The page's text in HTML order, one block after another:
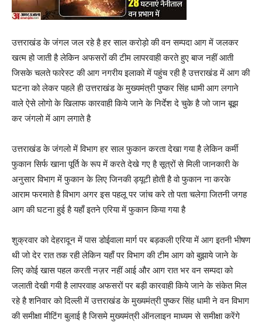
उत्तराखंड के जंगल जल रहे है हर साल करोड़ो की वन सम्पदा आग में जलकर
खत्म हो जाती है लेकिन अफसरों की टीम लापरवाही करते हुए बाज नहीं आती
जिसके चलते फारेस्ट की आग नगरीय इलाको में पहुंच रही है उत्तराखंड में आग की
घटना को लेकर पहले ही उत्तराखंड के मुख्यमंत्री पुष्कर सिंह धामी आग लगाने
वाले ऐसे लोगो के खिलाफ कारवाही किये जाने के निर्देश दे चुके है जो जान बूझ
कर जंगलो में आग लगाते है
उत्तराखंड के जंगलो में विभाग हर साल फुकान करता देखा गया है लेकिन कर्मी
फुकान सिर्फ खाना पूर्ति के रूप में करते देखे गए है सूत्रों से मिली जानकारी के
अनुसार विभाग में फुकान के लिए जिनकी ड्यूटी होती है वो फुकान ना करके
आराम फरमाते है विभाग अगर इस पहलू पर जांच करे तो पता चलेगा जितनी जगह
आग की घटना हुई है यहाँ इतने एरिया में फुकान किया गया है
शुक्रवार को देहरादून में पास डोईवाला मार्ग पर बड़कली एरिया में आग इतनी भीषण
थी जो देर रात तक रही लेकिन यहाँ पर विभाग की टीम आग को बुझाये जाने के
लिए कोई खास पहल करती नज़र नहीं आई और आग रात भर वन सम्पदा को
जलाती देखी गयी है लापरवाह अफसरों पर बड़ी कारवाही किये जाने के संकेत मिल
रहे है शनिवार को दिल्ली में उत्तराखंड के मुख्यमंत्री पुष्कर सिंह धामी ने वन विभाग
की समीक्षा मीटिंग बुलाई है जिसमे मुख्यमंत्री ऑनलाइन माध्यम से समीक्षा करेंगे